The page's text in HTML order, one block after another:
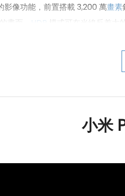
影像功能，前置搭載 3,200 萬畫素
畫面。 HDR 模式可在光線反差大
功能，能在光線不足的環境下
小米